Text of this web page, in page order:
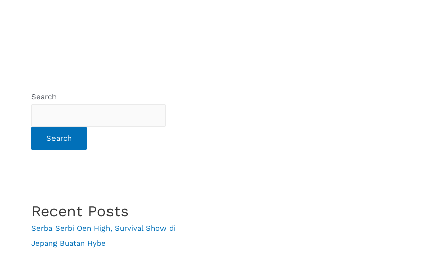
Search
Search
Recent Posts
Serba Serbi Oen High, Survival Show di
Jepang Buatan Hybe